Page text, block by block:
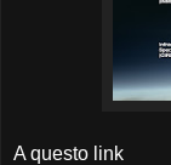
A questo link